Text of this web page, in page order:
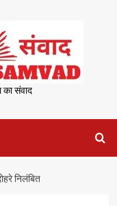
का संवाद
निलंबित